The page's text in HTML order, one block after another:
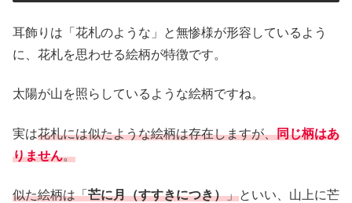
耳飾りは「花札のような」と無惨様が形容しているよう
に、花札を思わせる絵柄が特徴です。
太陽が山を照らしているような絵柄ですね。
実は花札には似たような絵柄は存在しますが、同じ柄はあ
りません。
似た絵柄は「芒に月（すすきにつき）」といい、山上に芒